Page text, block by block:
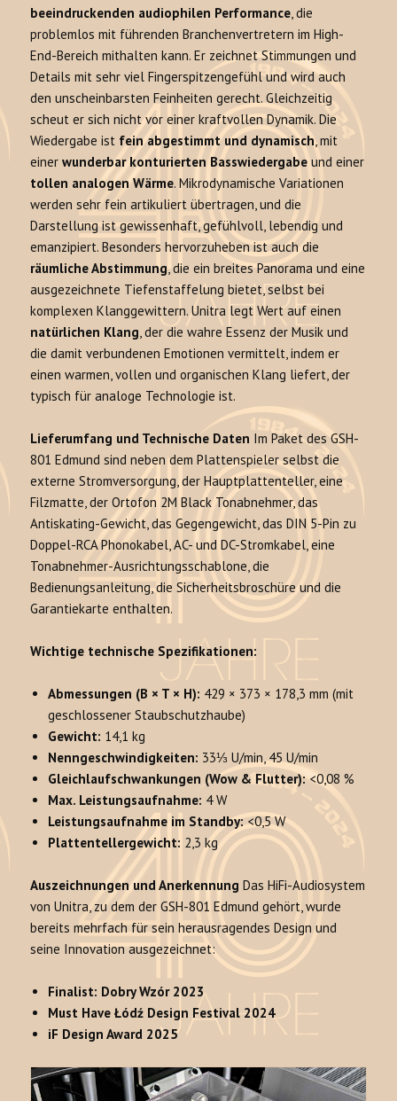
beeindruckenden audiophilen Performance, die
problemlos mit führenden Branchenvertretern im High-
End-Bereich mithalten kann. Er zeichnet Stimmungen und
Details mit sehr viel Fingerspitzengefühl und wird auch
den unscheinbarsten Feinheiten gerecht. Gleichzeitig
scheut er sich nicht vor einer kraftvollen Dynamik. Die
Wiedergabe ist fein abgestimmt und dynamisch, mit
einerwunderbar konturierten Basswiedergabe und einer
tollen analogen Wärme. Mikrodynamische Variationen
werden sehr fein artikuliert übertragen, und die
Darstellung ist gewissenhaft, gefühlvoll, lebendig und
emanzipiert. Besonders hervorzuheben ist auch die
räumliche Abstimmung, die ein breites Panorama und eine
ausgezeichnete Tiefenstaffelung bietet, selbst bei
komplexen Klanggewittern. Unitra legt Wert auf einen
natürlichen Klang, der die wahre Essenz der Musik und
die damit verbundenen Emotionen vermittelt, indem er
einen warmen, vollen und organischen Klang liefert, der
typisch für analoge Technologie ist.
Lieferumfang und Technische Daten Im Paket des GSH-
801 Edmund sind neben dem Plattenspieler selbst die
externe Stromversorgung, der Hauptplattenteller, eine
Filzmatte, der Ortofon 2M Black Tonabnehmer, das
Antiskating-Gewicht, das Gegengewicht, das DIN 5-Pin zu
Doppel-RCA Phonokabel, AC- und DC-Stromkabel, eine
Tonabnehmer-Ausrichtungsschablone, die
Bedienungsanleitung, die Sicherheitsbroschüre und die
Garantiekarte enthalten.
Wichtige technische Spezifikationen:
Abmessungen (B × T × H): 429 × 373 × 178,3 mm (mit
geschlossener Staubschutzhaube)
Gewicht: 14,1 kg
Nenngeschwindigkeiten: 33⅓ U/min, 45 U/min
Gleichlaufschwankungen (Wow & Flutter):<0,08 %
Max. Leistungsaufnahme: 4 W
Leistungsaufnahme im Standby:<0,5 W
Plattentellergewicht: 2,3 kg
Auszeichnungen und Anerkennung Das HiFi-Audiosystem
von Unitra, zu dem der GSH-801 Edmund gehört, wurde
bereits mehrfach für sein herausragendes Design und
seine Innovation ausgezeichnet:
Finalist: Dobry Wzór 2023
Must Have Łódź Design Festival 2024
iF Design Award 2025